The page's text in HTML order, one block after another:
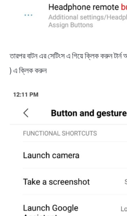
তারপর বাটন এর সেটিংস এ গিয়ে ক্লিক করুন
) এ ক্লিক করুন